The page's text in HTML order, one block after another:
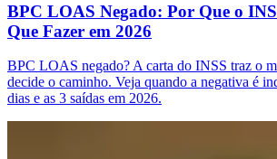
BPC LOAS Negado: Por Que o
Que Fazer em 2026
BPC LOAS negado? A carta do INSS traz o
decide o caminho. Veja quando a negativa é
dias e as 3 saídas em 2026.